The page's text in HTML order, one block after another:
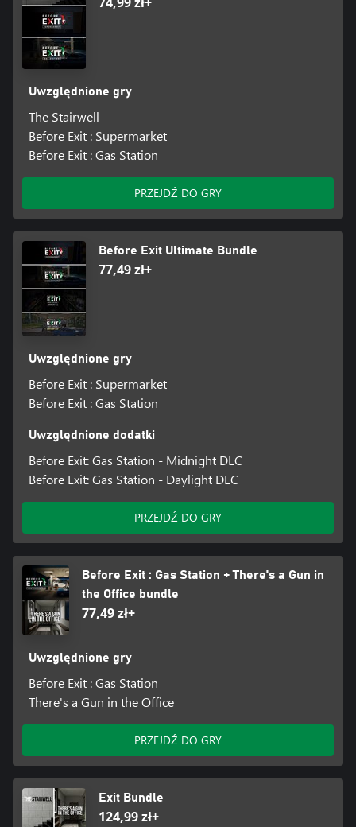
Uwzględnione gry
The Stairwell
Before Exit : Supermarket
Before Exit : Gas Station
PRZEJDŹ DO GRY
Before Exit Ultimate Bundle
77,49 zł+
Uwzględnione gry
Before Exit : Supermarket
Before Exit : Gas Station
Uwzględnione dodatki
Before Exit: Gas Station - Midnight DLC
Before Exit: Gas Station - Daylight DLC
PRZEJDŹ DO GRY
Before Exit : Gas Station + There's a Gun in
the Office bundle
77,49 zł+
Uwzględnione gry
Before Exit : Gas Station
There's a Gun in the Office
PRZEJDŹ DO GRY
Exit Bundle
124,99 zł+